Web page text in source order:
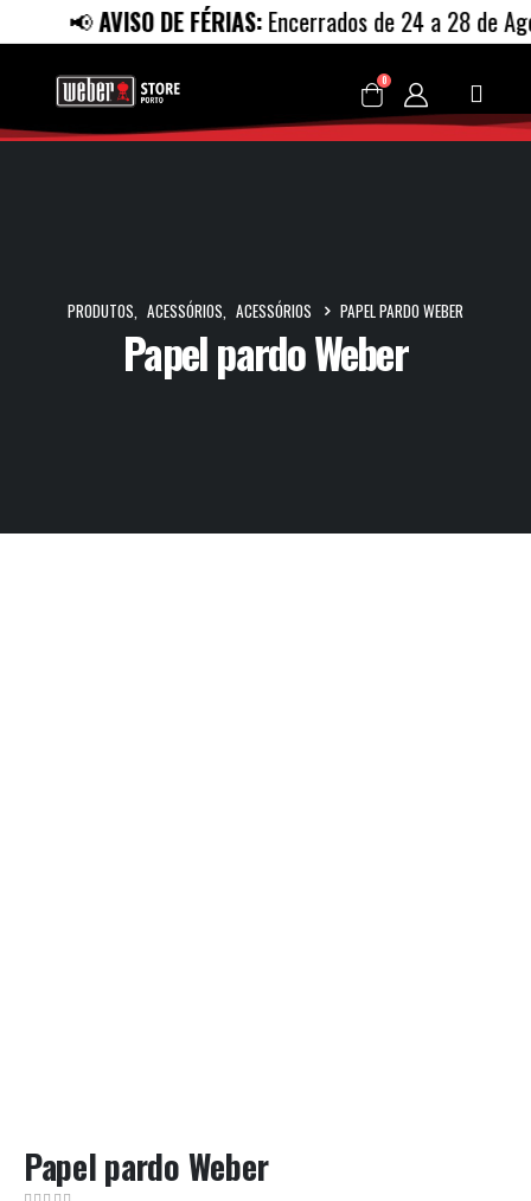
📢AVISO DE FÉRIAS:Encerrados de 24 a 28 de
0
Papel pardo Weber
PRODUTOS, ACESSÓRIOS, ACESSÓRIOS PAPEL PARDO WEBER
Papel pardo Weber